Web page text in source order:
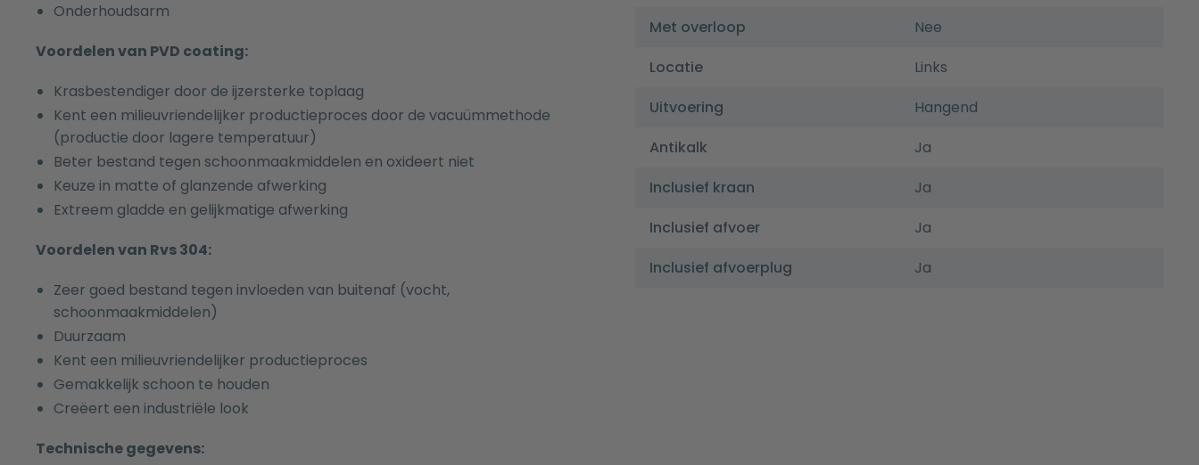
Onderhoudsarm
Voordelen van PVD coating:
Krasbestendiger door de ijzersterke toplaag
Kent een milieuvriendelijker productieproces door de vacuümmethode
(productie door lagere temperatuur)
Beter bestand tegen schoonmaakmiddelen en oxideert niet
Keuze in matte of glanzende afwerking
Extreem gladde en gelijkmatige afwerking
Voordelen van Rvs 304:
Zeer goed bestand tegen invloeden van buitenaf (vocht,
schoonmaakmiddelen)
Duurzaam
Kent een milieuvriendelijker productieproces
Gemakkelijk schoon te houden
Creëert een industriële look
Technische gegevens:
Met overloop
Nee
Locatie
Links
Uitvoering
Hangend
Antikalk
Ja
Inclusief kraan
Ja
Inclusief afvoer
Ja
Inclusief afvoerplug
Ja